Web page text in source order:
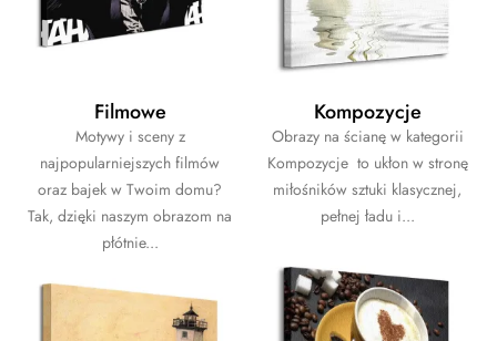
Filmowe
Motywy i sceny z
najpopularniejszych filmów
oraz bajek w Twoim domu?
Tak, dzięki naszym obrazom na
płótnie...
Kompozycje
Obrazy na ścianę w kategorii
Kompozycje to ukłon w stronę
miłośników sztuki klasycznej,
pełnej ładu i...